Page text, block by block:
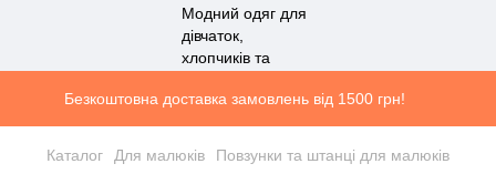
Безкоштовна доставка замовлень від 1500 грн!
Каталог Для малюків Повзунки та штанці для малюків